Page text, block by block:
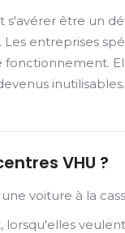
être un
entreprises
inutilisables.
VHU ?
voiture à la
lorsqu'elles